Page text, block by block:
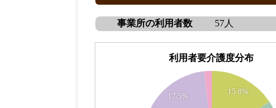
事業所の利用者数 57人
利用者要介護度分布
15.8%
17.5%